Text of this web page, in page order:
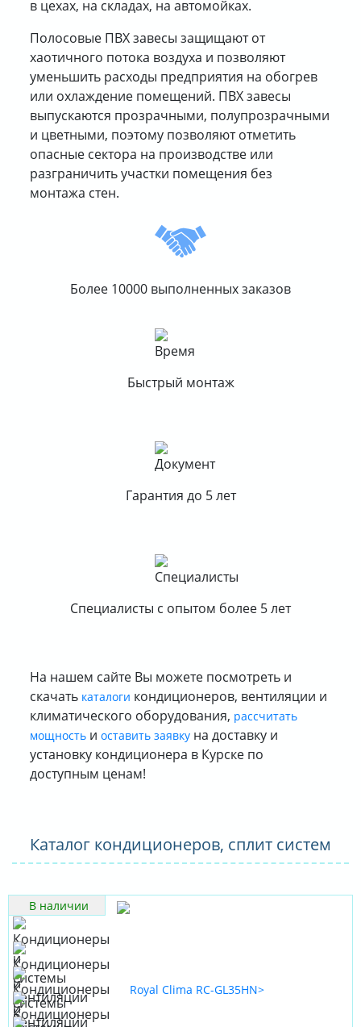
в цехах, на складах, на автомойках.
Полосовые ПВХ завесы защищают от
хаотичного потока воздуха и позволяют
уменьшить расходы предприятия на обогрев
или охлаждение помещений. ПВХ завесы
выпускаются прозрачными, полупрозрачными
и цветными, поэтому позволяют отметить
опасные сектора на производстве или
разграничить участки помещения без
монтажа стен.
Более 10000 выполненных заказов
Быстрый монтаж
Гарантия до 5 лет
Специалисты с опытом более 5 лет
На нашем сайте Вы можете посмотреть и
скачать каталоги кондиционеров, вентиляции и
климатического оборудования, рассчитать
мощность иоставить заявку на доставку и
установку кондиционера в Курске по
доступным ценам!
Каталог кондиционеров, сплит систем
В наличии